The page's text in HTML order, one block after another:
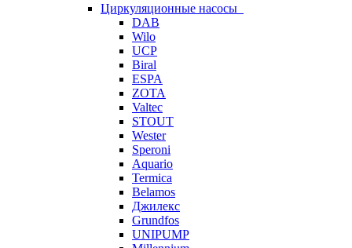
Циркуляционные насосы
DAB
Wilo
UCP
Biral
ESPA
ZOTA
Valtec
STOUT
Wester
Speroni
Aquario
Termica
Belamos
Джилекс
Grundfos
UNIPUMP